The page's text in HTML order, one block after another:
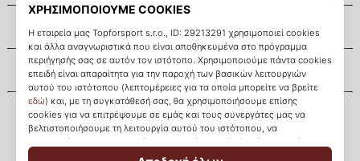
Σχετικά μ' εμάς
Εξυπηρέτηση πελατών